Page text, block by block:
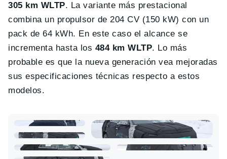
305 km WLTP. La variante más prestacional
combina un propulsor de 204 CV (150 kW) con un
pack de 64 kWh. En este caso el alcance se
incrementa hasta los 484 km WLTP. Lo más
probable es que la nueva generación vea mejoradas
sus especificaciones técnicas respecto a estos
modelos.